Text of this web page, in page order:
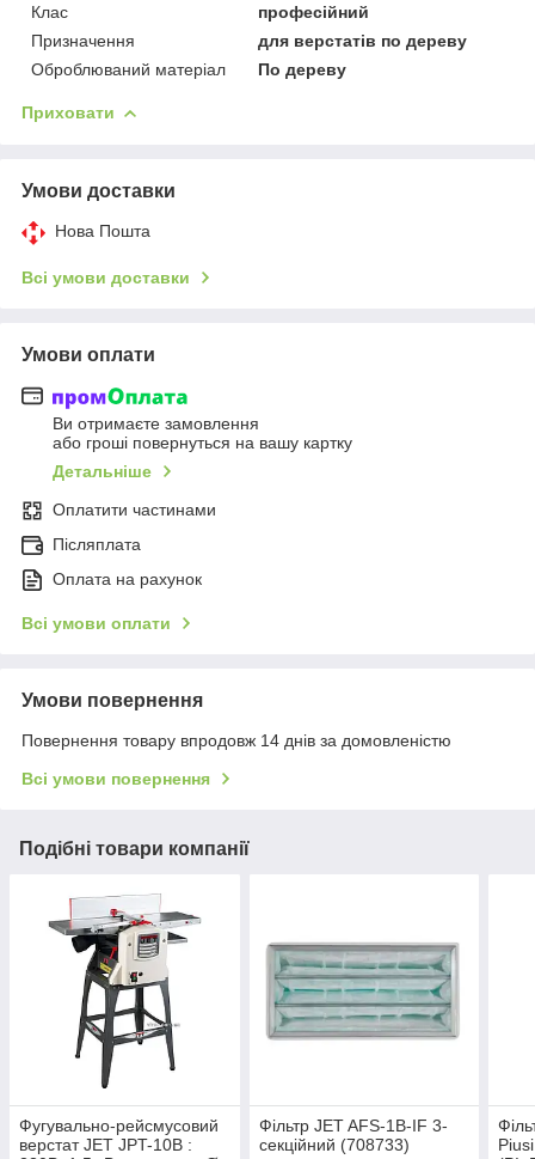
Клас
професійний
Призначення
для верстатів по дереву
Оброблюваний матеріал
По дереву
Приховати
Умови доставки
Нова Пошта
Всі умови доставки
Умови оплати
Ви отримаєте замовлення
або гроші повернуться на вашу картку
Детальніше
Оплатити частинами
Післяплата
Оплата на рахунок
Всі умови оплати
Умови повернення
Повернення товару впродовж 14 днів за домовленістю
Всі умови повернення
Подібні товари компанії
Фугувально-рейсмусовий
верстат JET JPT-10B :
Фільтр JET AFS-1B-IF 3-
секційний (708733)